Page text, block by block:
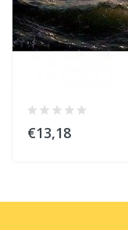
€13,18